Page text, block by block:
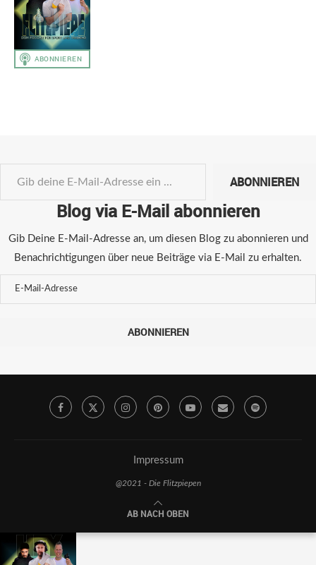
ABONNIEREN
Blog via E-Mail abonnieren
Gib Deine E-Mail-Adresse an, um diesen Blog zu abonnieren und
Benachrichtigungen über neue Beiträge via E-Mail zu erhalten.
ABONNIEREN
Impressum
@2021 - Die Flitzpiepen
AB NACH OBEN